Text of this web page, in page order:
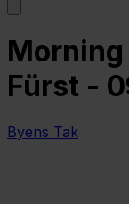
Fürst -
Byens Tak